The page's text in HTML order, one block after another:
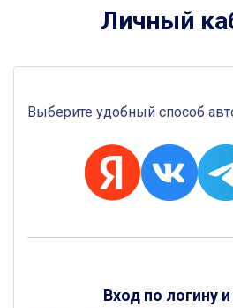
Личный
Выберите удобный способ
Вход по логину